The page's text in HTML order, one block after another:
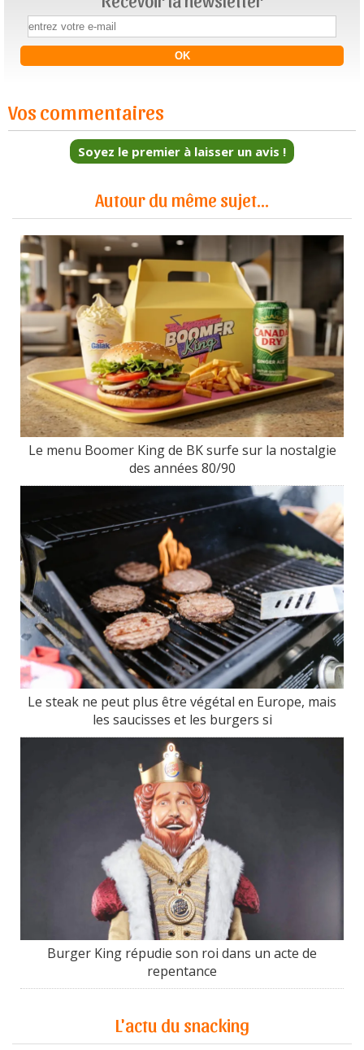
Vos commentaires
Soyez le premier à laisser un avis !
Autour du même sujet...
Le menu Boomer King de BK surfe sur la nostalgie
des années 80/90
Le steak ne peut plus être végétal en Europe, mais
les saucisses et les burgers si
Burger King répudie son roi dans un acte de
repentance
L'actu du snacking